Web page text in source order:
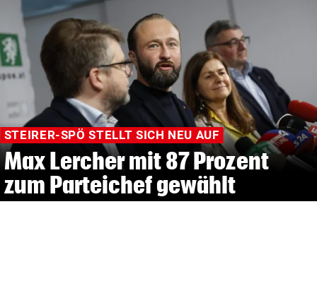
STEIRER-SPÖ STELLT SICH NEU AUF
Max Lercher mit 87 Prozent
zum Parteichef gewählt